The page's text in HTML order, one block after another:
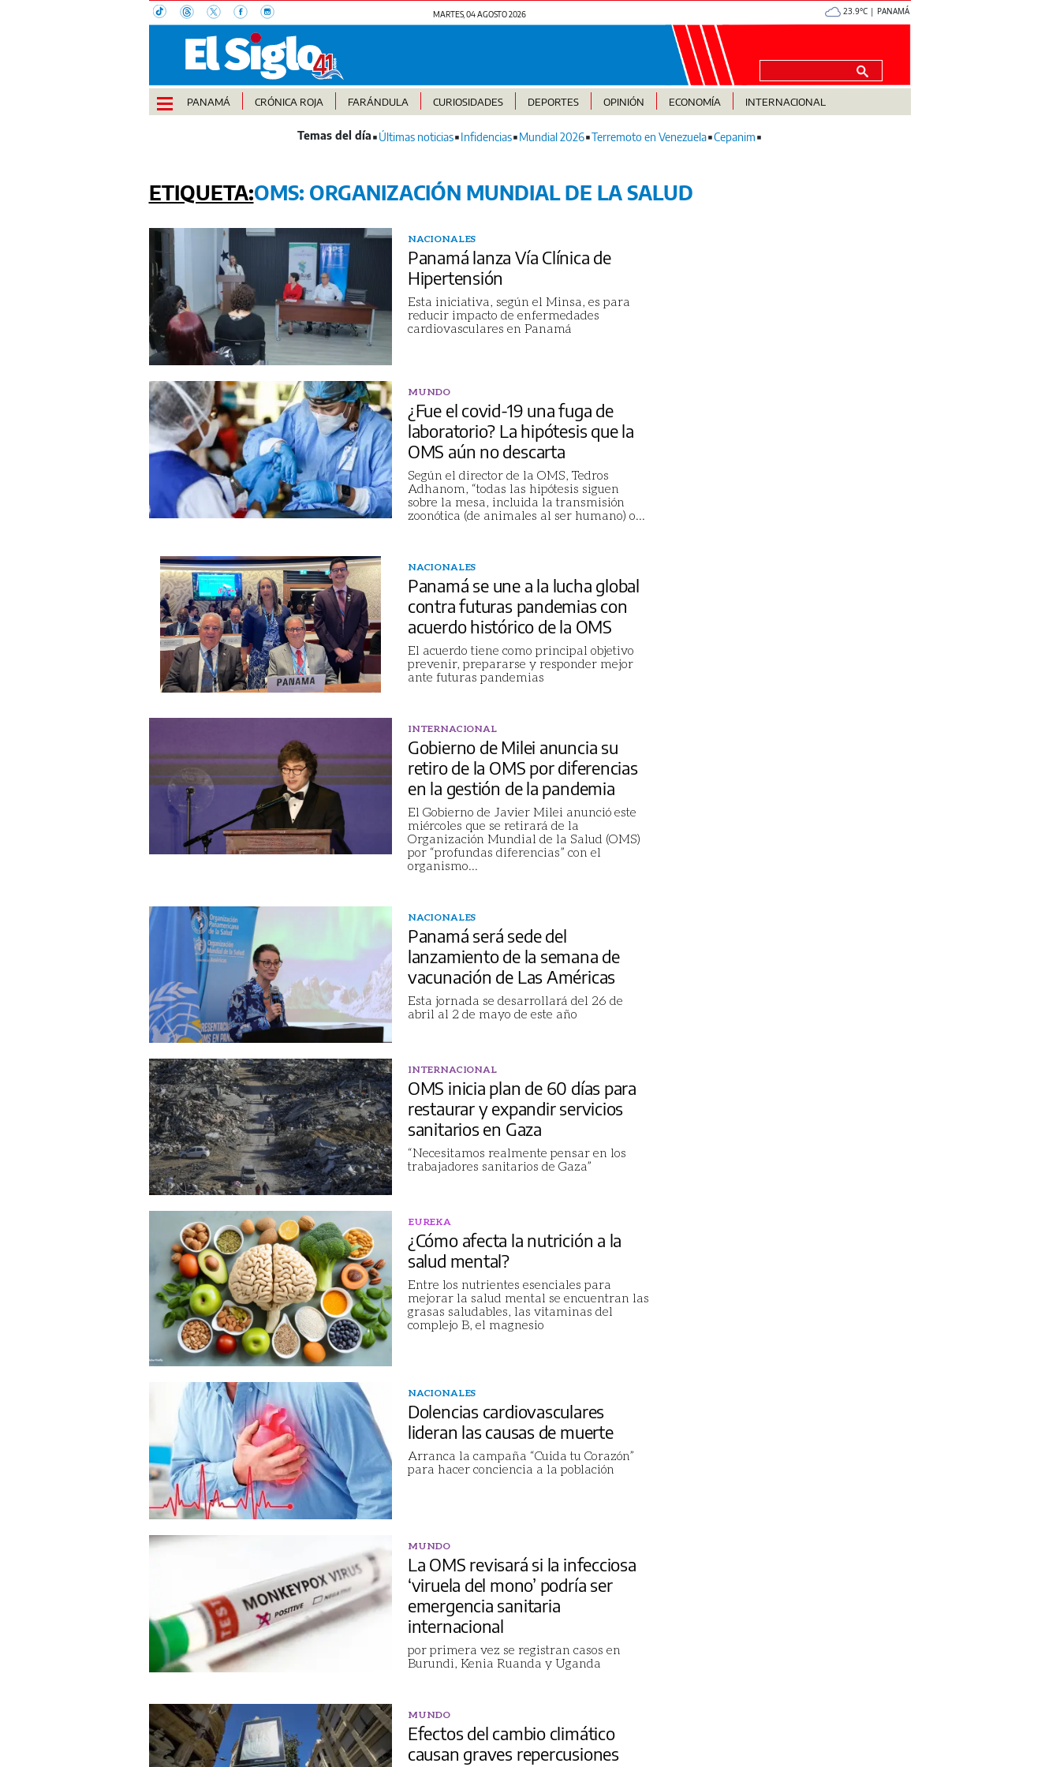
MARTES, 04 AGOSTO 2026 23.9°C | PANAMÁ
PANAMÁ CRÓNICA ROJA FARÁNDULA CURIOSIDADES DEPORTES OPINIÓN ECONOMÍA INTERNACIONAL
Últimas noticias Infidencias Mundial 2026 Terremoto en Venezuela Cepanim
OMS: ORGANIZACIÓN MUNDIAL DE LA SALUD
NACIONALES
Panamá lanza Vía Clínica de
Hipertensión
Esta iniciativa, según el Minsa, es para
reducir impacto de enfermedades
cardiovasculares en Panamá
MUNDO
¿Fue el covid-19 una fuga de
laboratorio? La hipótesis que la
OMS aún no descarta
Según el director de la OMS, Tedros
Adhanom, “todas las hipótesis siguen
sobre la mesa, incluida la transmisión
zoonótica (de animales al ser humano) o...
NACIONALES
Panamá se une a la lucha global
contra futuras pandemias con
acuerdo histórico de la OMS
El acuerdo tiene como principal objetivo
prevenir, prepararse y responder mejor
ante futuras pandemias
INTERNACIONAL
Gobierno de Milei anuncia su
retiro de la OMS por diferencias
en la gestión de la pandemia
El Gobierno de Javier Milei anunció este
miércoles que se retirará de la
Organización Mundial de la Salud (OMS)
por “profundas diferencias” con el
organismo...
NACIONALES
Panamá será sede del
lanzamiento de la semana de
vacunación de Las Américas
Esta jornada se desarrollará del 26 de
abril al 2 de mayo de este año
INTERNACIONAL
OMS inicia plan de 60 días para
restaurar y expandir servicios
sanitarios en Gaza
“Necesitamos realmente pensar en los
trabajadores sanitarios de Gaza”
EUREKA
¿Cómo afecta la nutrición a la
salud mental?
Entre los nutrientes esenciales para
mejorar la salud mental se encuentran las
grasas saludables, las vitaminas del
complejo B, el magnesio
NACIONALES
Dolencias cardiovasculares
lideran las causas de muerte
Arranca la campaña “Cuida tu Corazón”
para hacer conciencia a la población
MUNDO
La OMS revisará si la infecciosa
‘viruela del mono’ podría ser
emergencia sanitaria
internacional
por primera vez se registran casos en
Burundi, Kenia Ruanda y Uganda
MUNDO
Efectos del cambio climático
causan graves repercusiones